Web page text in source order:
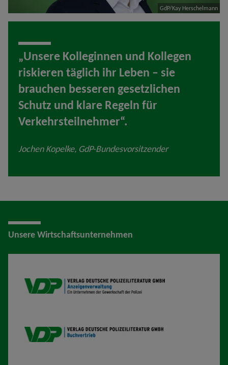
GdP/Kay Herschelmann
„Unsere Kolleginnen und Kollegen
riskieren täglich ihr Leben – sie
brauchen besseren gesetzlichen
Schutz und klare Regeln für
Verkehrsteilnehmer“.
Jochen Kopelke, GdP-Bundesvorsitzender
Unsere Wirtschaftsunternehmen
VDP AV
VDP B